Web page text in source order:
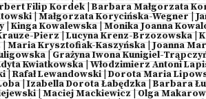
Filip Kordek|Barbara Małgorzata
|Małgorzata Korycińska-Wegner|
|Kinga Kowalewska|Monika Joanna
Pierz|Lucyna Krenz-Brzozowska|
|Maria Krysztofiak-Kaszyńska|Joanna
|Grażyna Iwona Kunigiel-
Kwiatkowska|Włodzimierz Antoni
|Rafał Lewandowski|Dorota Maria
|Izabella Dorota Łabędzka|Barbara
|Maciej Mackiewicz|Olga